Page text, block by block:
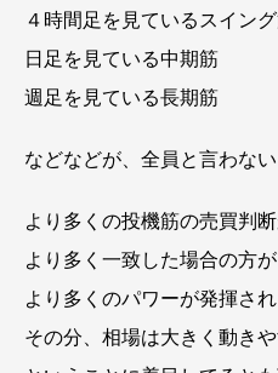
４時間足を見ているスイン
日足を見ている中期筋
週足を見ている長期筋
などなどが、全員と言わない
より多くの投機筋の売買判
より多く一致した場合の方が
より多くのパワーが発揮され
その分、相場は大きく動きや